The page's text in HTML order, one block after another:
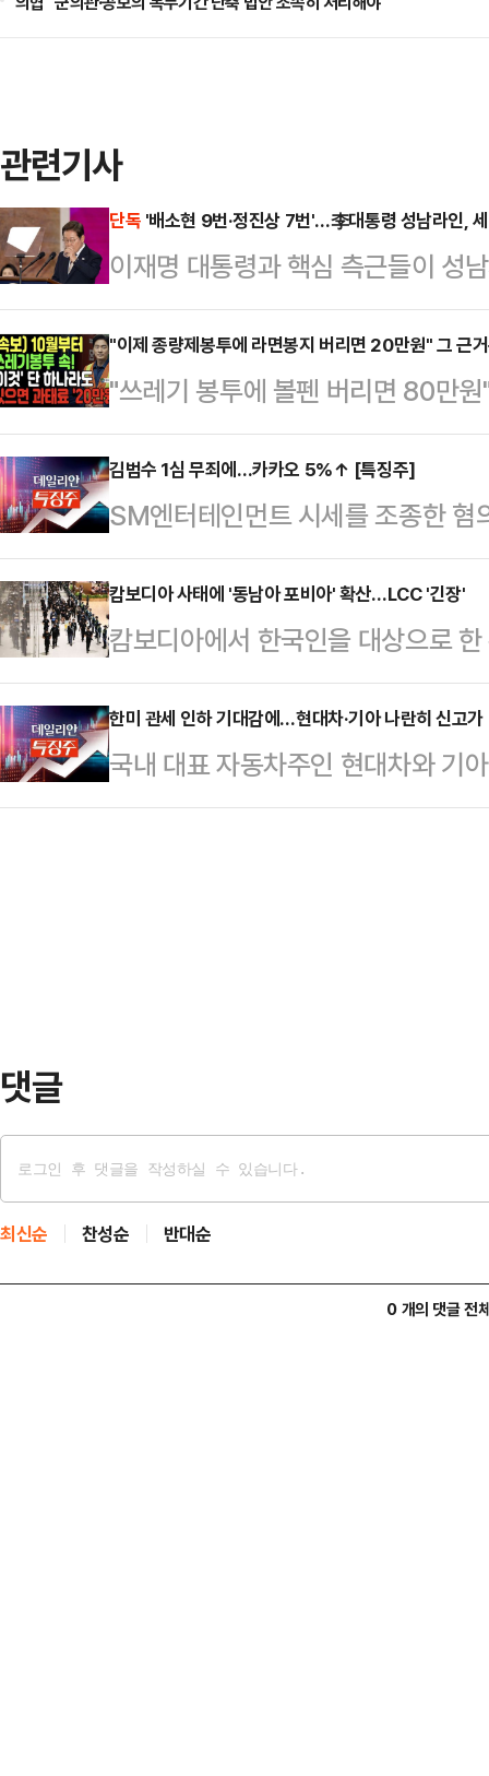
관련기사
단독 '배소현 9번·정진상 7번'…李대통령 성남라인,
이재명 대통령과 핵심 측근들이 성
들여 업무용 휴대전화를 빈번하게
통령실 제1부속실장이 국정감사 기
사안과도 무관치 않다는 분석이다.
김장겸 국민의힘 의원이 21일 성남
직 7급으로 근무했던 배소현 씨는
를 사용하며 9차례나 기기를 변경
부터 동행한 측근이다. …
"이제 종량제봉투에 라면봉지 버리면 20만원" 그 근
"쓰레기 봉투에 볼펜 버리면 80만
만원 과태료"최근 유튜브를 중심으
가짜 뉴스가 확산하고 있다.20일
부 유튜브 영상에 대해 "사실이 아
된 것으로 보이는 한 유튜브 영상
원'이라는 인물이 나와 '라면·과자
용기를 제대로 세척하지 않고 버려
부…
김범수 1심 무죄에…카카오 5%↑ [특징주]
SM엔터테인먼트 시세를 조종한 혐
쇄신위원장이 1심에서 무죄를 선고
다.한국거래소에 따르면, 이날 오
거래일 대비 5.10% 오른 6만
까지 오르기도 했다.법원이 시세 조
가 강하게 반응하는 모양새다.서울
는 이날 오전 자본시장법 위반 혐의
했다.김 위원장은…
캄보디아 사태에 '동남아 포비아' 확산…LCC '긴장'
캄보디아에서 한국인을 대상으로
발생하면서, 국내에서는 동남아 여
이에 동남아 노선을 주요 수익원으
은 혹시 모를 타격에 대비하는 모
선을 운항하는 LCC는 제주항공과
한미 관세 인하 기대감에…현대차·기아 나란히 신고
국내 대표 자동차주인 현대차와 기
일 한국거래소에 따르면 이날 오전
댓글
최신순 찬성순 반대순
0 개의 댓글 전